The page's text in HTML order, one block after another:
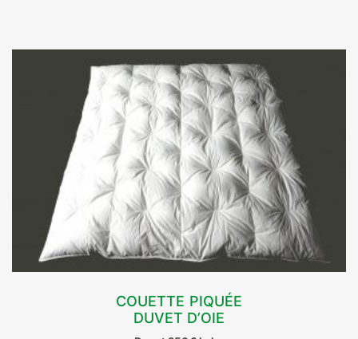
COUETTE PIQUÉE
DUVET D’OIE
CHOIX DES OPTIONS